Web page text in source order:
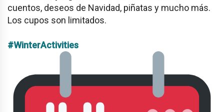
cuentos, deseos de Navidad, piñatas y mucho más.
Los cupos son limitados.
#WinterActivities